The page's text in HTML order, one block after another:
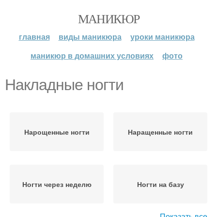
МАНИКЮР
главная виды маникюра
уроки маникюра
маникюр в домашних условиях
фото
Накладные ногти
Нарощенные ногти Наращенные ногти
Ногти через неделю Ногти на базу